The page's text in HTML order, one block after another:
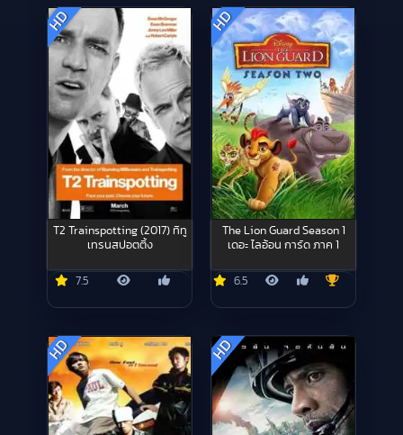
HD
T2 Trainspotting (2017) ทีทู
เทรนสปอตติ้ง
7.5
HD
The Lion Guard Season 1
เดอะ ไลอ้อน การ์ด ภาค 1
6.5
HD HD